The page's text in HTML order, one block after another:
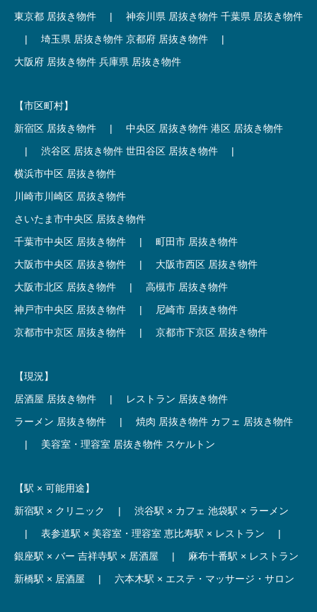
東京都 居抜き物件
| 神奈川県 居抜き物件 千葉県 居抜き物件
|
埼玉県 居抜き物件 京都府 居抜き物件
|
大阪府 居抜き物件 兵庫県 居抜き物件
【市区町村】
新宿区 居抜き物件
| 中央区 居抜き物件 港区 居抜き物件
|
渋谷区 居抜き物件 世田谷区 居抜き物件
|
横浜市中区 居抜き物件
川崎市川崎区 居抜き物件
さいたま市中央区 居抜き物件
千葉市中央区 居抜き物件
|
町田市 居抜き物件
大阪市中央区 居抜き物件
|
大阪市西区 居抜き物件
大阪市北区 居抜き物件
|
高槻市 居抜き物件
神戸市中央区 居抜き物件
|
尼崎市 居抜き物件
京都市中京区 居抜き物件
| 京都市下京区 居抜き物件
【現況】
居酒屋 居抜き物件
|
レストラン 居抜き物件
ラーメン 居抜き物件
| 焼肉 居抜き物件 カフェ 居抜き物件
|
美容室・理容室 居抜き物件 スケルトン
【駅 × 可能用途】
新宿駅 × クリニック
| 渋谷駅 × カフェ 池袋駅 × ラーメン
|
表参道駅 × 美容室・理容室 恵比寿駅 × レストラン
|
銀座駅 × バー 吉祥寺駅 × 居酒屋 |
麻布十番駅 × レストラン
新橋駅 × 居酒屋
| 六本木駅 × エステ・マッサージ・サロン